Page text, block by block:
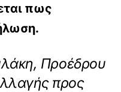
πως
Προέδρου
προς